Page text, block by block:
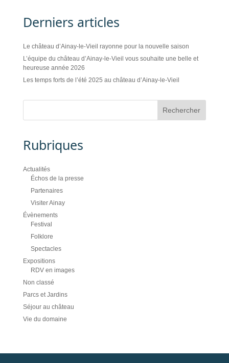
Derniers articles
Le château d’Ainay-le-Vieil rayonne pour la nouvelle saison
L’équipe du château d’Ainay-le-Vieil vous souhaite une belle et
heureuse année 2026
Les temps forts de l’été 2025 au château d’Ainay-le-Vieil
Rubriques
Actualités
Échos de la presse
Partenaires
Visiter Ainay
Évènements
Festival
Folklore
Spectacles
Expositions
RDV en images
Non classé
Parcs et Jardins
Séjour au château
Vie du domaine